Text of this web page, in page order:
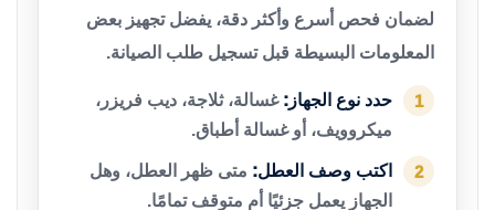
لضمان فحص أسرع وأكثر دقة، يفضل تجهيز بعض
المعلومات البسيطة قبل تسجيل طلب الصيانة.
1 حدد نوع الجهاز: غسالة، ثلاجة، ديب فريزر،
ميكروويف، أو غسالة أطباق.
2 اكتب وصف العطل: متى ظهر العطل، وهل
الجهاز يعمل جزئيًا أم متوقف تمامًا.